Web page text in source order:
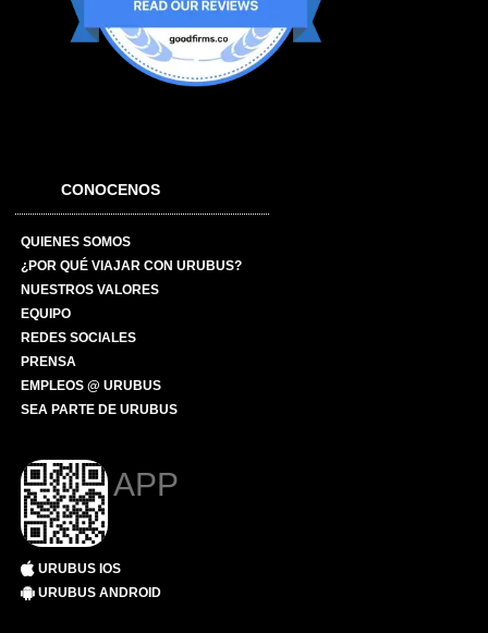
CONOCENOS
QUIENES SOMOS
¿POR QUÉ VIAJAR CON URUBUS?
NUESTROS VALORES
EQUIPO
REDES SOCIALES
PRENSA
EMPLEOS @ URUBUS
SEA PARTE DE URUBUS
APP
URUBUS IOS
URUBUS ANDROID